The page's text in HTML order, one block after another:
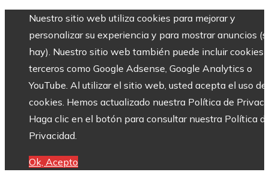
Nuestro sitio web utiliza cookies para mejorar y
personalizar su experiencia y para mostrar anuncios
hay). Nuestro sitio web también puede incluir cookies
terceros como Google Adsense, Google Analytics o
YouTube. Al utilizar el sitio web, usted acepta el uso de
cookies. Hemos actualizado nuestra Política de
Haga clic en el botón para consultar nuestra Política
Privacidad.
Ok, Acepto